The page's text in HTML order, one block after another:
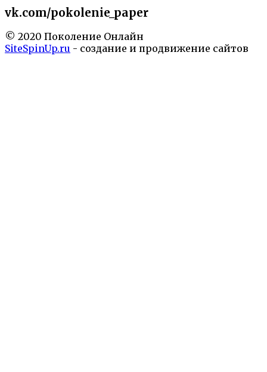
vk.com/pokolenie_paper
© 2020 Поколение Онлайн
SiteSpinUp.ru - создание и продвижение сайтов